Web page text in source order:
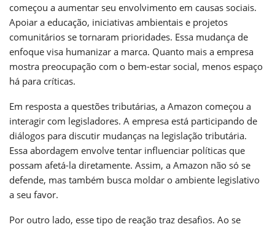
começou a aumentar seu envolvimento em causas sociais.
Apoiar a educação, iniciativas ambientais e projetos
comunitários se tornaram prioridades. Essa mudança de
enfoque visa humanizar a marca. Quanto mais a empresa
mostra preocupação com o bem-estar social, menos espaço
há para críticas.
Em resposta a questões tributárias, a Amazon começou a
interagir com legisladores. A empresa está participando de
diálogos para discutir mudanças na legislação tributária.
Essa abordagem envolve tentar influenciar políticas que
possam afetá-la diretamente. Assim, a Amazon não só se
defende, mas também busca moldar o ambiente legislativo
a seu favor.
Por outro lado, esse tipo de reação traz desafios. Ao se